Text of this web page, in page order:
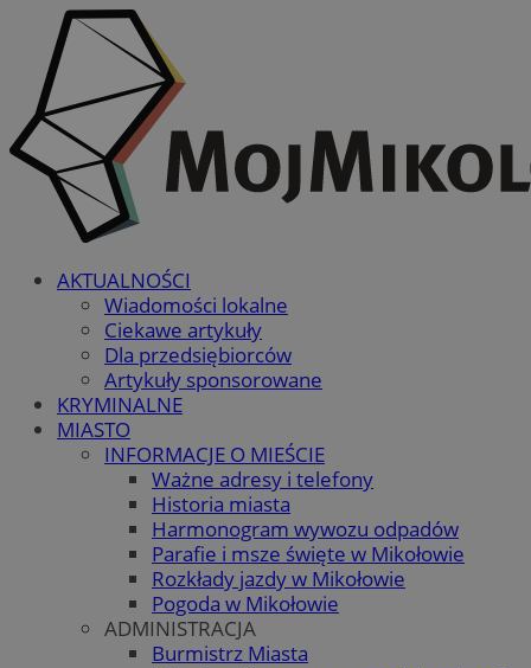
AKTUALNOŚCI
Wiadomości lokalne
Ciekawe artykuły
Dla przedsiębiorców
Artykuły sponsorowane
KRYMINALNE
MIASTO
INFORMACJE O MIEŚCIE
Ważne adresy i telefony
Historia miasta
Harmonogram wywozu odpadów
Parafie i msze święte w Mikołowie
Rozkłady jazdy w Mikołowie
Pogoda w Mikołowie
ADMINISTRACJA
Burmistrz Miasta